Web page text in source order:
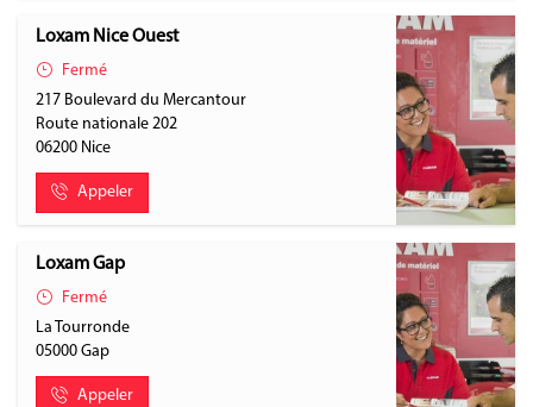
Loxam Nice Ouest
Fermé
217 Boulevard du Mercantour
Route nationale 202
06200 Nice
Appeler
Loxam Gap
Fermé
La Tourronde
05000 Gap
Appeler